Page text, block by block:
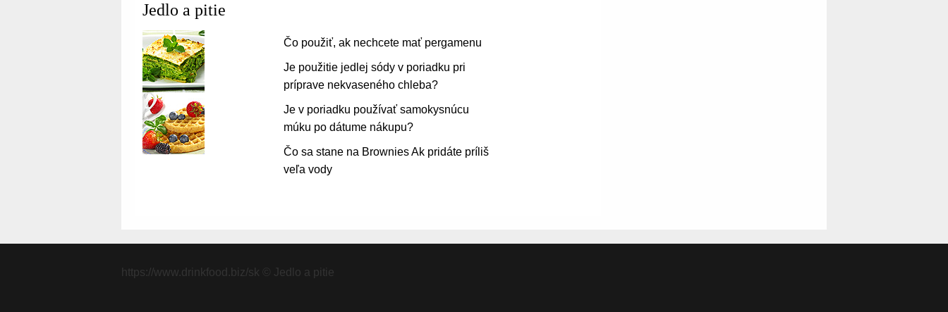
Jedlo a pitie
Čo použiť, ak nechcete mať pergamenu
Je použitie jedlej sódy v poriadku pri
príprave nekvaseného chleba?
Je v poriadku používať samokysnúcu
múku po dátume nákupu?
Čo sa stane na Brownies Ak pridáte príliš
veľa vody
https://www.drinkfood.biz/sk © Jedlo a pitie